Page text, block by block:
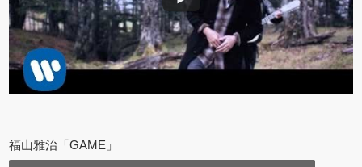
福山雅治「GAME」